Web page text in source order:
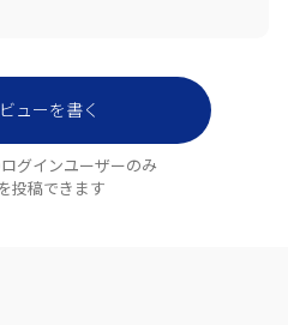
ューを書く
グインユーザーのみ
投稿できます